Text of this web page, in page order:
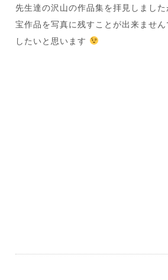
先生達の沢山の作品集を拝見しまし
宝作品を写真に残すことが出来ませ
したいと思います